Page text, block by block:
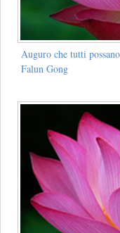
Auguro che tutti
Falun Gong